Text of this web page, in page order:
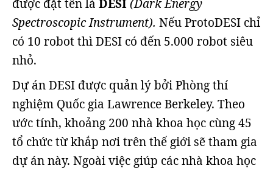
được đặt tên là DESI(Dark Energy
Spectroscopic Instrument). Nếu ProtoDESI chỉ
có 10 robot thì DESI có đến 5.000 robot siêu
nhỏ.
Dự án DESI được quản lý bởi Phòng thí
nghiệm Quốc gia Lawrence Berkeley. Theo
ước tính, khoảng 200 nhà khoa học cùng 45
tổ chức từ khắp nơi trên thế giới sẽ tham gia
dự án này. Ngoài việc giúp các nhà khoa học